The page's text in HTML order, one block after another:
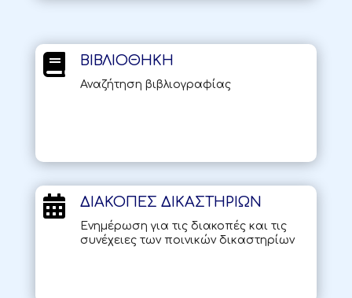
 ΒΙΒΛΙΟΘΗΚΗ
Αναζήτηση βιβλιογραφίας
 ΔΙΑΚΟΠΕΣ ΔΙΚΑΣΤΗΡΙΩΝ
Ενημέρωση για τις διακοπές και τις
συνέχειες των ποινικών δικαστηρίων